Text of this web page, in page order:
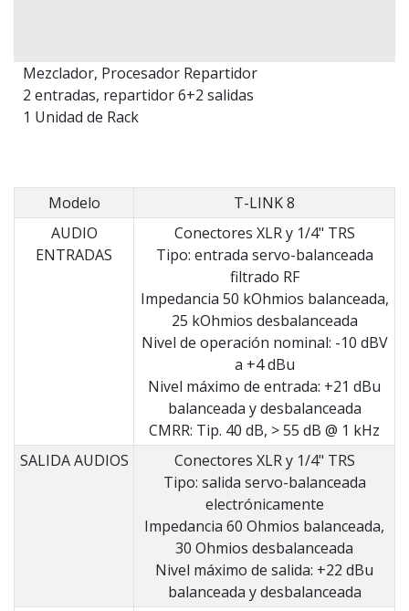
Mezclador, Procesador Repartidor
2 entradas, repartidor 6+2 salidas
1 Unidad de Rack
Modelo
T-LINK 8
AUDIO
ENTRADAS
Conectores XLR y 1/4" TRS
Tipo: entrada servo-balanceada
filtrado RF
Impedancia 50 kOhmios balanceada,
25 kOhmios desbalanceada
Nivel de operación nominal: -10 dBV
a +4 dBu
Nivel máximo de entrada: +21 dBu
balanceada y desbalanceada
CMRR: Tip. 40 dB, > 55 dB @ 1 kHz
SALIDA AUDIOS
Conectores XLR y 1/4" TRS
Tipo: salida servo-balanceada
electrónicamente
Impedancia 60 Ohmios balanceada,
30 Ohmios desbalanceada
Nivel máximo de salida: +22 dBu
balanceada y desbalanceada